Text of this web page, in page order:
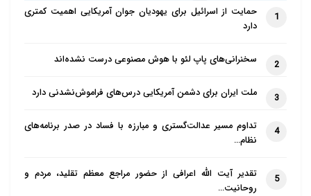
1
حمایت از اسرائیل برای یهودیان جوان آمریکایی اهمیت کمتری
دارد
2 سخنرانی‌های پاپ لئو با هوش مصنوعی درست نشده‌اند
3 ملت ایران برای دشمن آمریکایی درس‌های فراموش‌نشدنی دارد
4
تداوم مسیر عدالت‌گستری و مبارزه با فساد در صدر برنامه‌های
نظام…
5
تقدیر آیت الله اعرافی از حضور مراجع معظم تقلید، مردم و
روحانیت…